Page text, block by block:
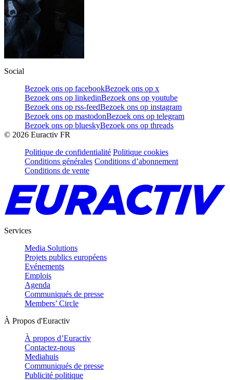
Social
Bezoek ons op facebookBezoek ons op x
Bezoek ons op linkedinBezoek ons op youtube
Bezoek ons op rss-feedBezoek ons op instagram
Bezoek ons op mastodonBezoek ons op telegram
Bezoek ons op blueskyBezoek ons op threads
© 2026 Euractiv FR
Politique de confidentialité Politique cookies
Conditions générales Conditions d’abonnement
Conditions de vente
Services
Media Solutions
Projets publics européens
Evénements
Emplois
Agenda
Communiqués de presse
Members’ Circle
À Propos d'Euractiv
À propos d’Euractiv
Contactez-nous
Mediahuis
Communiqués de presse
Publicité politique